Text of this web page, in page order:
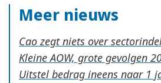
Meer nieuws
Cao zegt niets over
Kleine AOW, grote gevolgen
Uitstel bedrag ineens naar 1